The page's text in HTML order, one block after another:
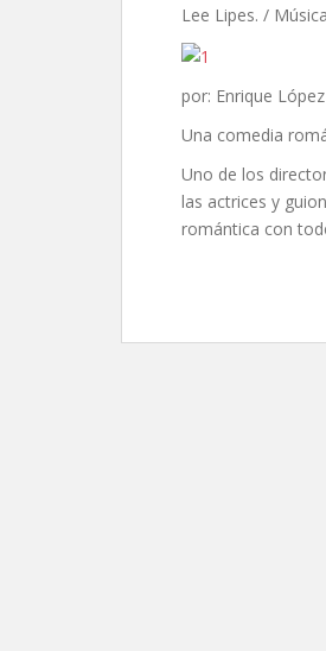
Lee Lipes. /
por: Enrique
Una comedia
Uno de los
las actrices y
romántica con